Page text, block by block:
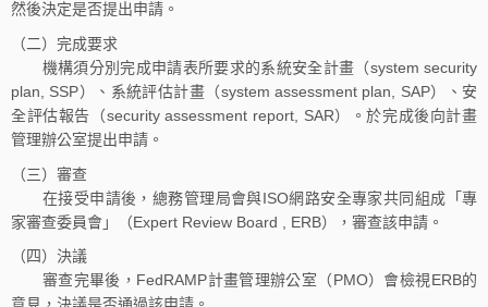
然後決定是否提出申請。
（二）完成要求
機構須分別完成申請表所要求的系統安全計畫（system security
plan, SSP）、系統評估計畫（system assessment plan, SAP）、安
全評估報告（security assessment report, SAR）。於完成後向計畫
管理辦公室提出申請。
（三）審查
在接受申請後，總務管理局會與ISO網路安全專家共同組成「專
家審查委員會」（Expert Review Board , ERB），審查該申請。
（四）決議
審查完畢後，FedRAMP計畫管理辦公室（PMO）會檢視ERB的